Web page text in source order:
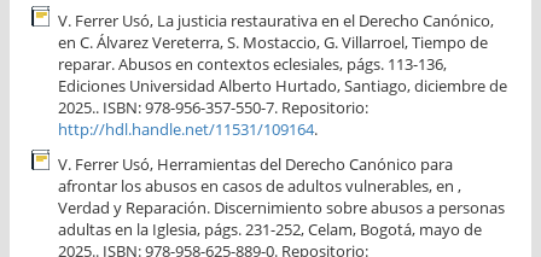
V. Ferrer Usó, La justicia restaurativa en el Derecho Canónico,
en C. Álvarez Vereterra, S. Mostaccio, G. Villarroel, Tiempo de
reparar. Abusos en contextos eclesiales, págs. 113-136,
Ediciones Universidad Alberto Hurtado, Santiago, diciembre de
2025.. ISBN: 978-956-357-550-7. Repositorio:
http://hdl.handle.net/11531/109164.
V. Ferrer Usó, Herramientas del Derecho Canónico para
afrontar los abusos en casos de adultos vulnerables, en ,
Verdad y Reparación. Discernimiento sobre abusos a personas
adultas en la Iglesia, págs. 231-252, Celam, Bogotá, mayo de
2025.. ISBN: 978-958-625-889-0. Repositorio: